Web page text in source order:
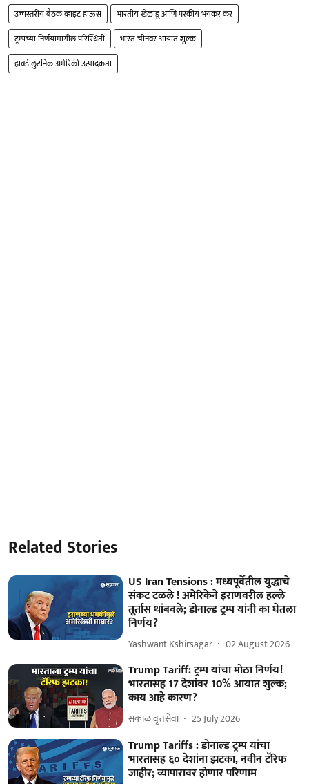
उच्चस्तरीय बैठक व्हाइट हाऊस
भारतीय खेळाडू आणि परकीय भयंकर कर
ट्रम्पच्या निर्णयामागील परिस्थिती
भारत चीनवर आयात शुल्क
हावर्ड लुटनिक अमेरिकी उत्पादकता
Related Stories
US Iran Tensions : मध्यपूर्वेतील युद्धाचे
संकट टळले ! अमेरिकेने इराणवरील हल्ले
तूर्तास थांबवले; डोनाल्ड ट्रम्प यांनी का घेतला
निर्णय?
Yashwant Kshirsagar 02 August 2026
Trump Tariff: ट्रम्प यांचा मोठा निर्णय!
भारतासह 17 देशांवर 10% आयात शुल्क;
काय आहे कारण?
सकाळ वृत्तसेवा 25 July 2026
Trump Tariffs : डोनाल्ड ट्रम्प यांचा
भारतासह ६० देशांना झटका, नवीन टॅरिफ
जाहीर; व्यापारावर होणार परिणाम